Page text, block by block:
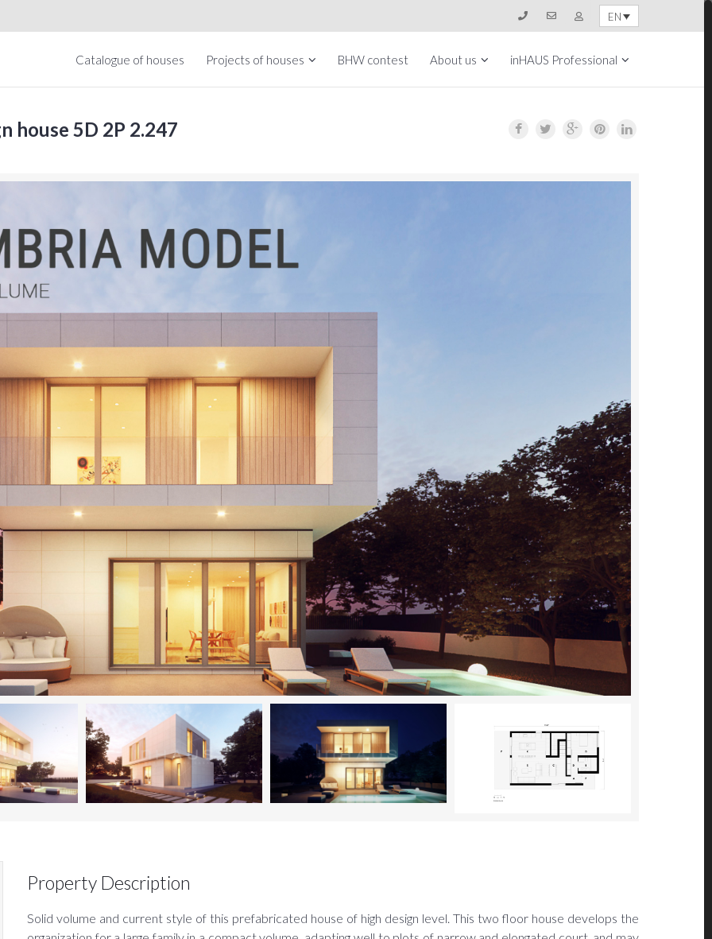
EN
Catalogue of houses Projects of houses BHW contest About us inHAUS Professional
house 5D 2P 2.247
Property Description
Solid volume and current style of this prefabricated house of high design level. This two floor house develops the